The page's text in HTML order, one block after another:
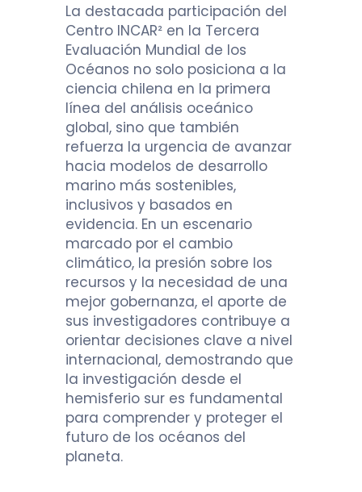
La destacada participación del
Centro INCAR² en la Tercera
Evaluación Mundial de los
Océanos no solo posiciona a la
ciencia chilena en la primera
línea del análisis oceánico
global, sino que también
refuerza la urgencia de avanzar
hacia modelos de desarrollo
marino más sostenibles,
inclusivos y basados en
evidencia. En un escenario
marcado por el cambio
climático, la presión sobre los
recursos y la necesidad de una
mejor gobernanza, el aporte de
sus investigadores contribuye a
orientar decisiones clave a nivel
internacional, demostrando que
la investigación desde el
hemisferio sur es fundamental
para comprender y proteger el
futuro de los océanos del
planeta.